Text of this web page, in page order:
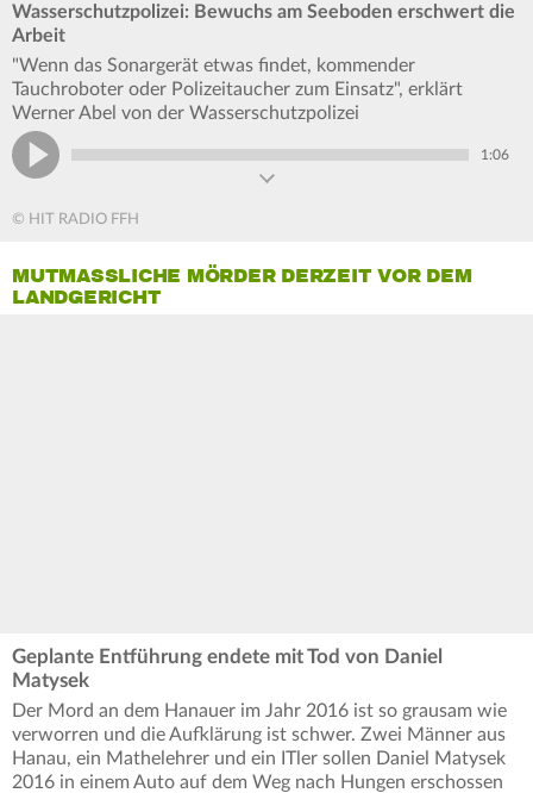
Wasserschutzpolizei: Bewuchs am Seeboden erschwert die
Arbeit
"Wenn das Sonargerät etwas findet, kommender
Tauchroboter oder Polizeitaucher zum Einsatz", erklärt
Werner Abel von der Wasserschutzpolizei
1:06
© HIT RADIO FFH
MUTMASSLICHE MÖRDER DERZEIT VOR DEM L
ANDGERICHT
Geplante Entführung endete mit Tod von Daniel
Matysek
Der Mord an dem Hanauer im Jahr 2016 ist so grausam wie
verworren und die Aufklärung ist schwer. Zwei Männer aus
Hanau, ein Mathelehrer und ein ITler sollen Daniel Matysek
2016 in einem Auto auf dem Weg nach Hungen erschossen